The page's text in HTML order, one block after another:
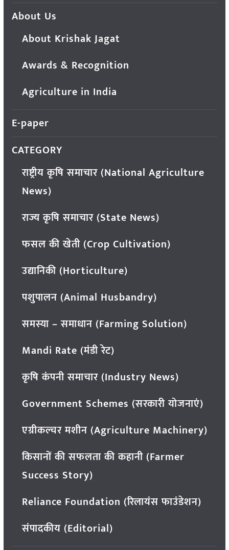
About Us
About Krishak Jagat
Awards & Recognition
Agriculture in India
E-paper
CATEGORY
राष्ट्रीय कृषि समाचार (National Agriculture
News)
राज्य कृषि समाचार (State News)
फसल की खेती (Crop Cultivation)
उद्यानिकी (Horticulture)
पशुपालन (Animal Husbandry)
समस्या – समाधान (Farming Solution)
Mandi Rate (मंडी रेट)
कृषि कंपनी समाचार (Industry News)
Government Schemes (सरकारी योजनाएं)
एग्रीकल्चर मशीन (Agriculture Machinery)
किसानों की सफलता की कहानी (Farmer
Success Story)
Reliance Foundation (रिलायंस फाउंडेशन)
संपादकीय (Editorial)